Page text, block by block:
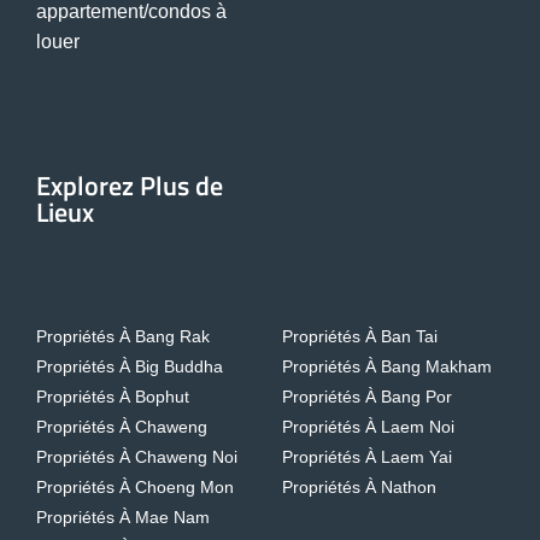
appartement/condos à
louer
Explorez Plus de
Lieux
Propriétés À Bang Rak
Propriétés À Big Buddha
Propriétés À Bophut
Propriétés À Chaweng
Propriétés À Chaweng Noi
Propriétés À Choeng Mon
Propriétés À Mae Nam
Propriétés À Ban Tai
Propriétés À Bang Makham
Propriétés À Bang Por
Propriétés À Laem Noi
Propriétés À Laem Yai
Propriétés À Nathon